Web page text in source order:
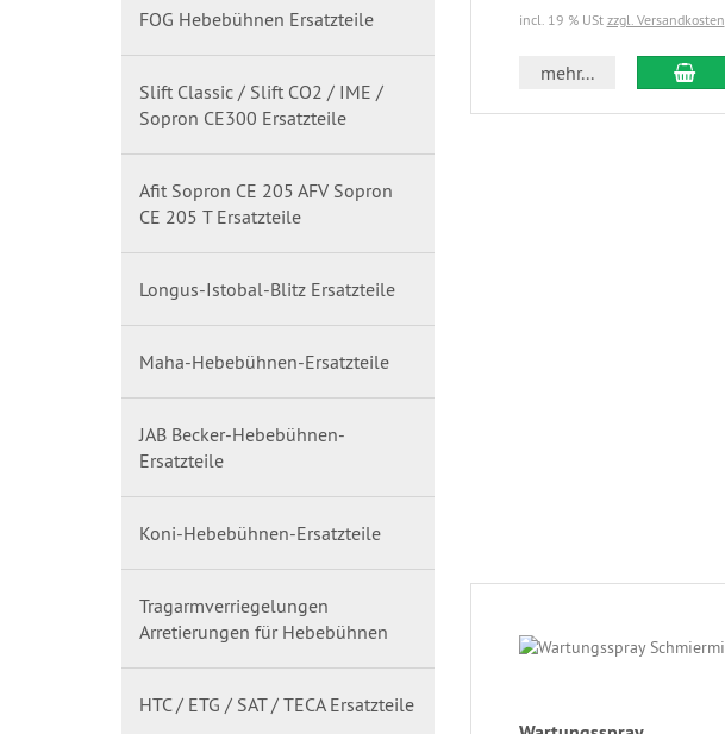
incl. 19 % USt zzgl. Versandkosten
mehr...
FOG Hebebühnen Ersatzteile
Slift Classic / Slift CO2 / IME /
Sopron CE300 Ersatzteile
Afit Sopron CE 205 AFV Sopron
CE 205 T Ersatzteile
Longus-Istobal-Blitz Ersatzteile
Maha-Hebebühnen-Ersatzteile
JAB Becker-Hebebühnen-
Ersatzteile
Koni-Hebebühnen-Ersatzteile
Tragarmverriegelungen
Arretierungen für Hebebühnen
HTC / ETG / SAT / TECA Ersatzteile